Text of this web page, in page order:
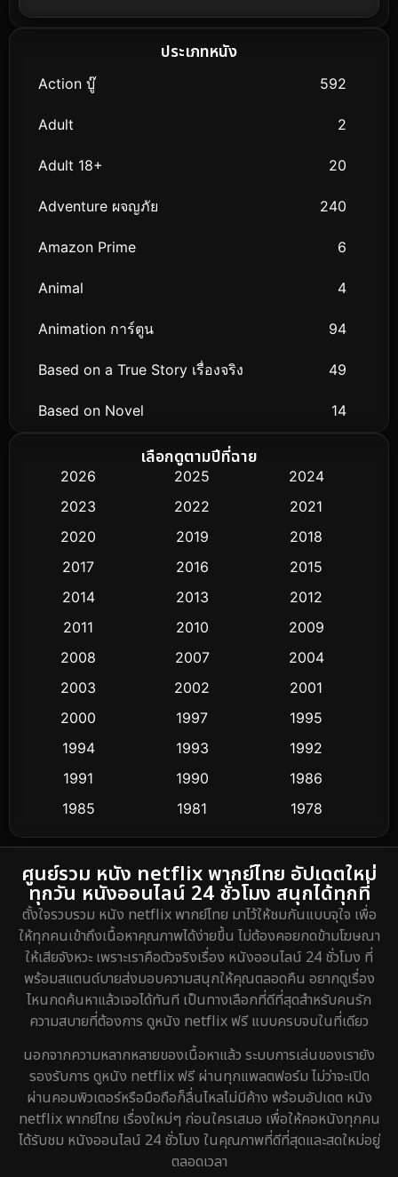
ประเภทหนัง
Action บู๊ 592
Adult 2
Adult 18+ 20
Adventure ผจญภัย 240
Amazon Prime 6
Animal 4
Animation การ์ตูน 94
Based on a True Story เรื่องจริง 49
Based on Novel 14
Biography ชีวิตจริง
Classic หนังคลาสสิก
Comedy ตลก 379
Conspiracy
Crime อาชญากรรม 289
Culture
Dance เต้น
DC 2
Detective สืบสวน 5
Detective สืบสวน 40
Disaster 4
Disney+ 20
Documentary สารคดี 72
Drama ดราม่า 648
Dystopian 8
เลือกดูตามปีที่ฉาย
2026 2025
2024
2023
2022
2021
2020
2019
2018
2017
2016
2015
2014
2013
2012
2011
2010
2009
2008
2007
2004
2003
2002
2001
2000
1997
1995
1994
1993
1992
1991
1990
1986
1985
1981
1978
1974
ศูนย์รวม หนัง netflix พากย์ไทย อัปเดตใหม่
ทุกวัน หนังออนไลน์ 24 ชั่วโมง สนุกได้ทุกที่
ตั้งใจรวบรวม หนัง netflix พากย์ไทย มาไว้ให้ชมกันแบบจุใจ เพื่อ
ให้ทุกคนเข้าถึงเนื้อหาคุณภาพได้ง่ายขึ้น ไม่ต้องคอยกดข้ามโฆษณา
ให้เสียจังหวะ เพราะเราคือตัวจริงเรื่อง หนังออนไลน์ 24 ชั่วโมง ที่
พร้อมสแตนด์บายส่งมอบความสนุกให้คุณตลอดคืน อยากดูเรื่อง
ไหนกดค้นหาแล้วเจอได้ทันที เป็นทางเลือกที่ดีที่สุดสำหรับคนรัก
ความสบายที่ต้องการ ดูหนัง netflix ฟรี แบบครบจบในที่เดียว
นอกจากความหลากหลายของเนื้อหาแล้ว ระบบการเล่นของเรายัง
รองรับการ ดูหนัง netflix ฟรี ผ่านทุกแพลตฟอร์ม ไม่ว่าจะเปิด
ผ่านคอมพิวเตอร์หรือมือถือก็ลื่นไหลไม่มีค้าง พร้อมอัปเดต หนัง
netflix พากย์ไทย เรื่องใหม่ๆ ก่อนใครเสมอ เพื่อให้คอหนังทุกคน
ได้รับชม หนังออนไลน์ 24 ชั่วโมง ในคุณภาพที่ดีที่สุดและสดใหม่อยู่
ตลอดเวลา